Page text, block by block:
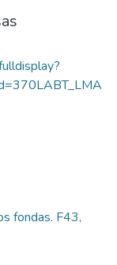
fondas. F43,